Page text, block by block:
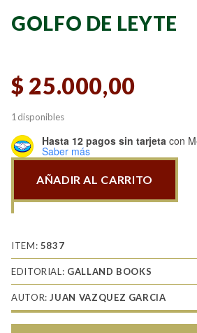
GOLFO DE LEYTE
$ 25.000,00
1 disponibles
Hasta 12 pagos sin tarjeta con
Saber más
de
cantidad
AÑADIR AL CARRITO
ITEM: 5837
EDITORIAL: GALLAND BOOKS
AUTOR:JUAN VAZQUEZ GARCIA